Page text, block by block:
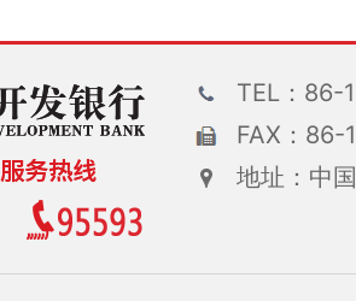
TEL：86-
FAX：
地址：中